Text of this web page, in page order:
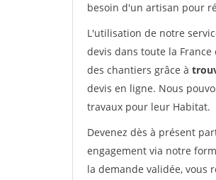
besoin d'un artisan pour
L'utilisation de notre
devis dans toute la
des chantiers grâce à
devis en ligne. Nous
travaux pour leur Habitat.
Devenez dès à présent
engagement via notre
la demande validée, vous